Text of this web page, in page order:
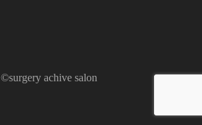
©surgery achive salon